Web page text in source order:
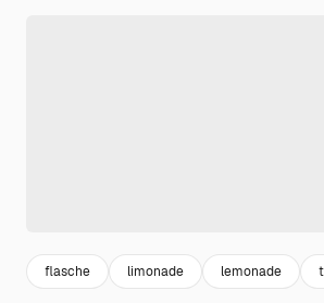
flasche limonade lemonade